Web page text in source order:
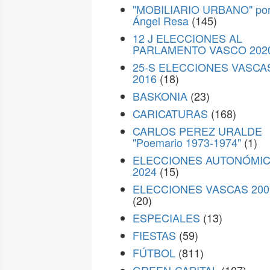
"MOBILIARIO URBANO"
Ángel Resa (145)
12 J ELECCIONES AL
PARLAMENTO VASCO
25-S ELECCIONES
2016 (18)
BASKONIA (23)
CARICATURAS (168)
CARLOS PEREZ URALDE
"Poemario 1973-1974" (1)
ELECCIONES
2024 (15)
ELECCIONES VASCAS
(20)
ESPECIALES (13)
FIESTAS (59)
FÚTBOL (811)